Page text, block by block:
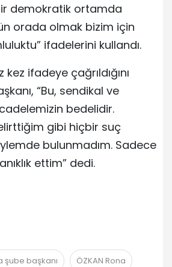
demokratik ortamda
orada olmak bizim için
ifadelerini kullandı.
kez ifadeye çağrıldığını
“Bu, sendikal ve
bedelidir.
gibi hiçbir suç
bulunmadım. Sadece
ettim” dedi.
şube başkanı ÖZKAN Rona